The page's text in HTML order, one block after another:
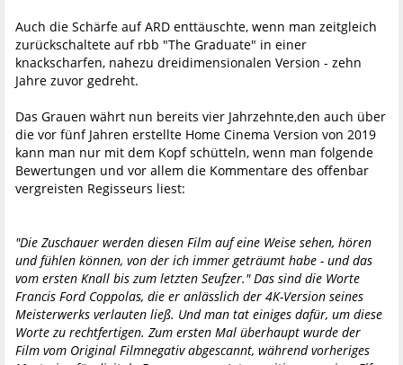
Auch die Schärfe auf ARD enttäuschte, wenn man zeitgleich
zurückschaltete auf rbb "The Graduate" in einer
knackscharfen, nahezu dreidimensionalen Version - zehn
Jahre zuvor gedreht.
Das Grauen währt nun bereits vier Jahrzehnte,den auch über
die vor fünf Jahren erstellte Home Cinema Version von 2019
kann man nur mit dem Kopf schütteln, wenn man folgende
Bewertungen und vor allem die Kommentare des offenbar
vergreisten Regisseurs liest:
"Die Zuschauer werden diesen Film auf eine Weise sehen, hören
und fühlen können, von der ich immer geträumt habe - und das
vom ersten Knall bis zum letzten Seufzer." Das sind die Worte
Francis Ford Coppolas, die er anlässlich der 4K-Version seines
Meisterwerks verlauten ließ. Und man tat einiges dafür, um diese
Worte zu rechtfertigen. Zum ersten Mal überhaupt wurde der
Film vom Original Filmnegativ abgescannt, während vorheriges